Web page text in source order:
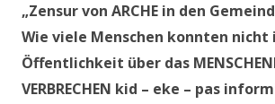
„Zensur von ARCHE in den
Wie viele Menschen konnten nicht
Öffentlichkeit über das
VERBRECHEN kid – eke – pas